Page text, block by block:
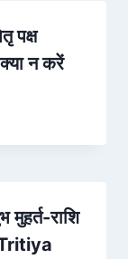
पक्ष
न करें
राशि